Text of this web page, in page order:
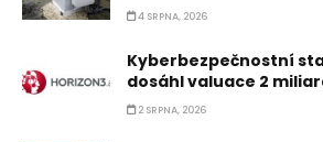
4 SRPNA, 2026
Kyberbezpečnostní
dosáhl valuace 2
2 SRPNA, 2026